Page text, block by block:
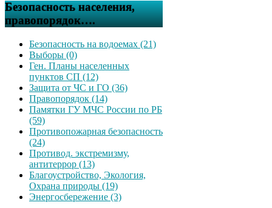
Безопасность населения,
правопорядок….
Безопасность на водоемах (21)
Выборы (0)
Ген. Планы населенных
пунктов СП (12)
Защита от ЧС и ГО (36)
Правопорядок (14)
Памятки ГУ МЧС России по РБ
(59)
Противопожарная безопасность
(24)
Противод. экстремизму,
антитеррор (13)
Благоустройство, Экология,
Охрана природы (19)
Энергосбережение (3)